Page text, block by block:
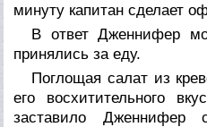
минуту капитан сделает
В ответ Дженнифер
принялись за еду.
Поглощая салат из
его восхитительного
заставило Дженнифер